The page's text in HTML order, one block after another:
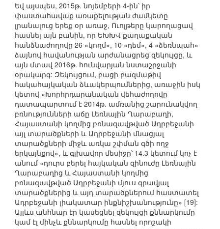
Եվ այսպես, 2015թ. նոյեմբերի 4-ին՝ իր
փաստահավաք առաքելության ժամկետը
լրանալուց երեք օր առաջ, Ուոլթերը կարողացավ
հասնել այն բանին, որ ԵԽԽՎ քաղաքական
հանձնաժողովը 26 «կողմ», 10 «դեմ», 4 «ձեռնպահ»
ձայնով հավանության արժանացրեց զեկույցը, և
այն մտավ 2016թ. հունվարյան նստաշրջանի
օրակարգ: Զեկույցում, բացի բազմաթիվ
հակահայկական ձևակերպումներից, առաջին իսկ
կետով «Խորհրդարանական վեհաժողովը
դատապարտում է 2014թ. ամռանից շարունակվող
բռնությունների աճը Լեռնային Ղարաբաղի,
Հայաստանի կողմից բռնազավթված Ադրբեջանի
այլ տարածքների և Ադրբեջանի մնացյալ
տարածքների միջև առկա շփման գծի ողջ
երկայնքով», և գլխավոր մեսիջը՝ 14.3 կետում կոչ է
անում «դուրս բերել հայկական զինուժը Լեռնային
Ղարաբաղից և Հայաստանի կողմից
բռնազավթված Ադրբեջանի մյուս գրավյալ
տարածքներից և այդ տարածքներում հաստատել
Ադրբեջանի լիակատար ինքնիշխանությունը» [19]:
Այլևս անհնար էր կասեցնել զեկույցի քննարկումը
կամ էլ մինչև քննարկումը հասնել որոշակի